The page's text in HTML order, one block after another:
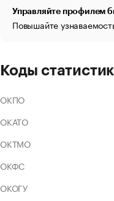
Управляйте профилем
Повышайте
Коды
ОКПО
ОКАТО
ОКТМО
ОКФС
ОКОГУ